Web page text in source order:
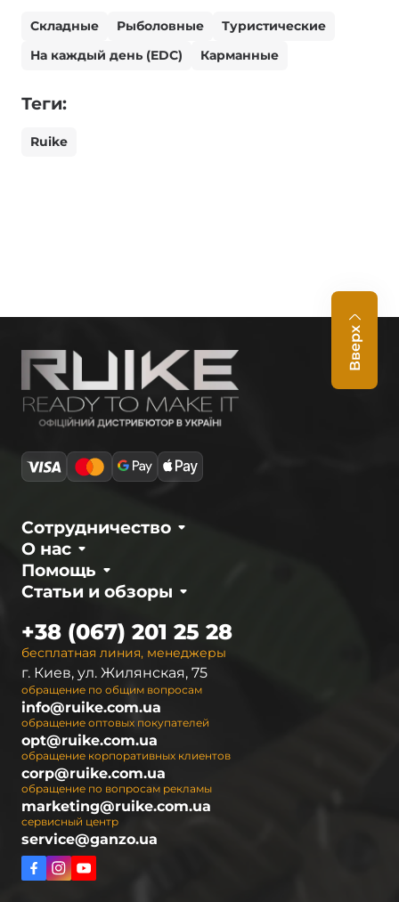
Складные Рыболовные
Туристические
На каждый день (EDC)
Карманные
Теги:
Ruike
Вверх
О нас
Сотрудничество
Статьи и обзоры
Помощь
бесплатная линия, менеджеры
+38 (067) 201 25 28
г. Киев, ул. Жилянская, 75
обращение по общим вопросам
info@ruike.com.ua
обращение оптовых покупателей
opt@ruike.com.ua
обращение корпоративных клиентов
corp@ruike.com.ua
обращение по вопросам рекламы
marketing@ruike.com.ua
сервисный центр
service@ganzo.ua